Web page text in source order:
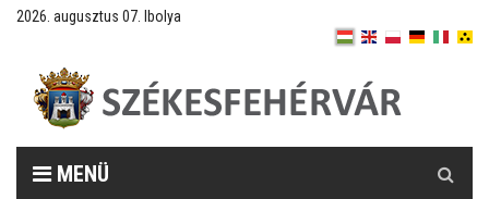
2026. augusztus 07. Ibolya
MENÜ